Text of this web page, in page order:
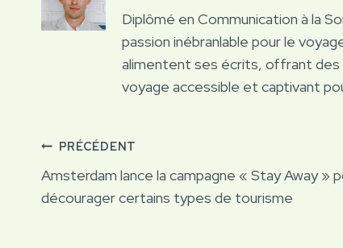
Diplômé en Communication à la
passion inébranlable pour le
alimentent ses écrits, offrant des
voyage accessible et captivant
Navigation
de
PRÉCÉDENT
Amsterdam lance la campagne « Stay Away »
décourager certains types de tourisme